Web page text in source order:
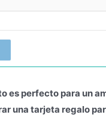
es perfecto para un
una tarjeta regalo